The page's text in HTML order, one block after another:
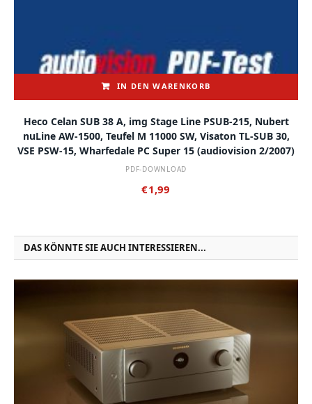
IN DEN WARENKORB
Heco Celan SUB 38 A, img Stage Line PSUB-215, Nubert
nuLine AW-1500, Teufel M 11000 SW, Visaton TL-SUB 30,
VSE PSW-15, Wharfedale PC Super 15 (audiovision 2/2007)
PDF-DOWNLOAD
€1,99
DAS KÖNNTE SIE AUCH INTERESSIEREN...